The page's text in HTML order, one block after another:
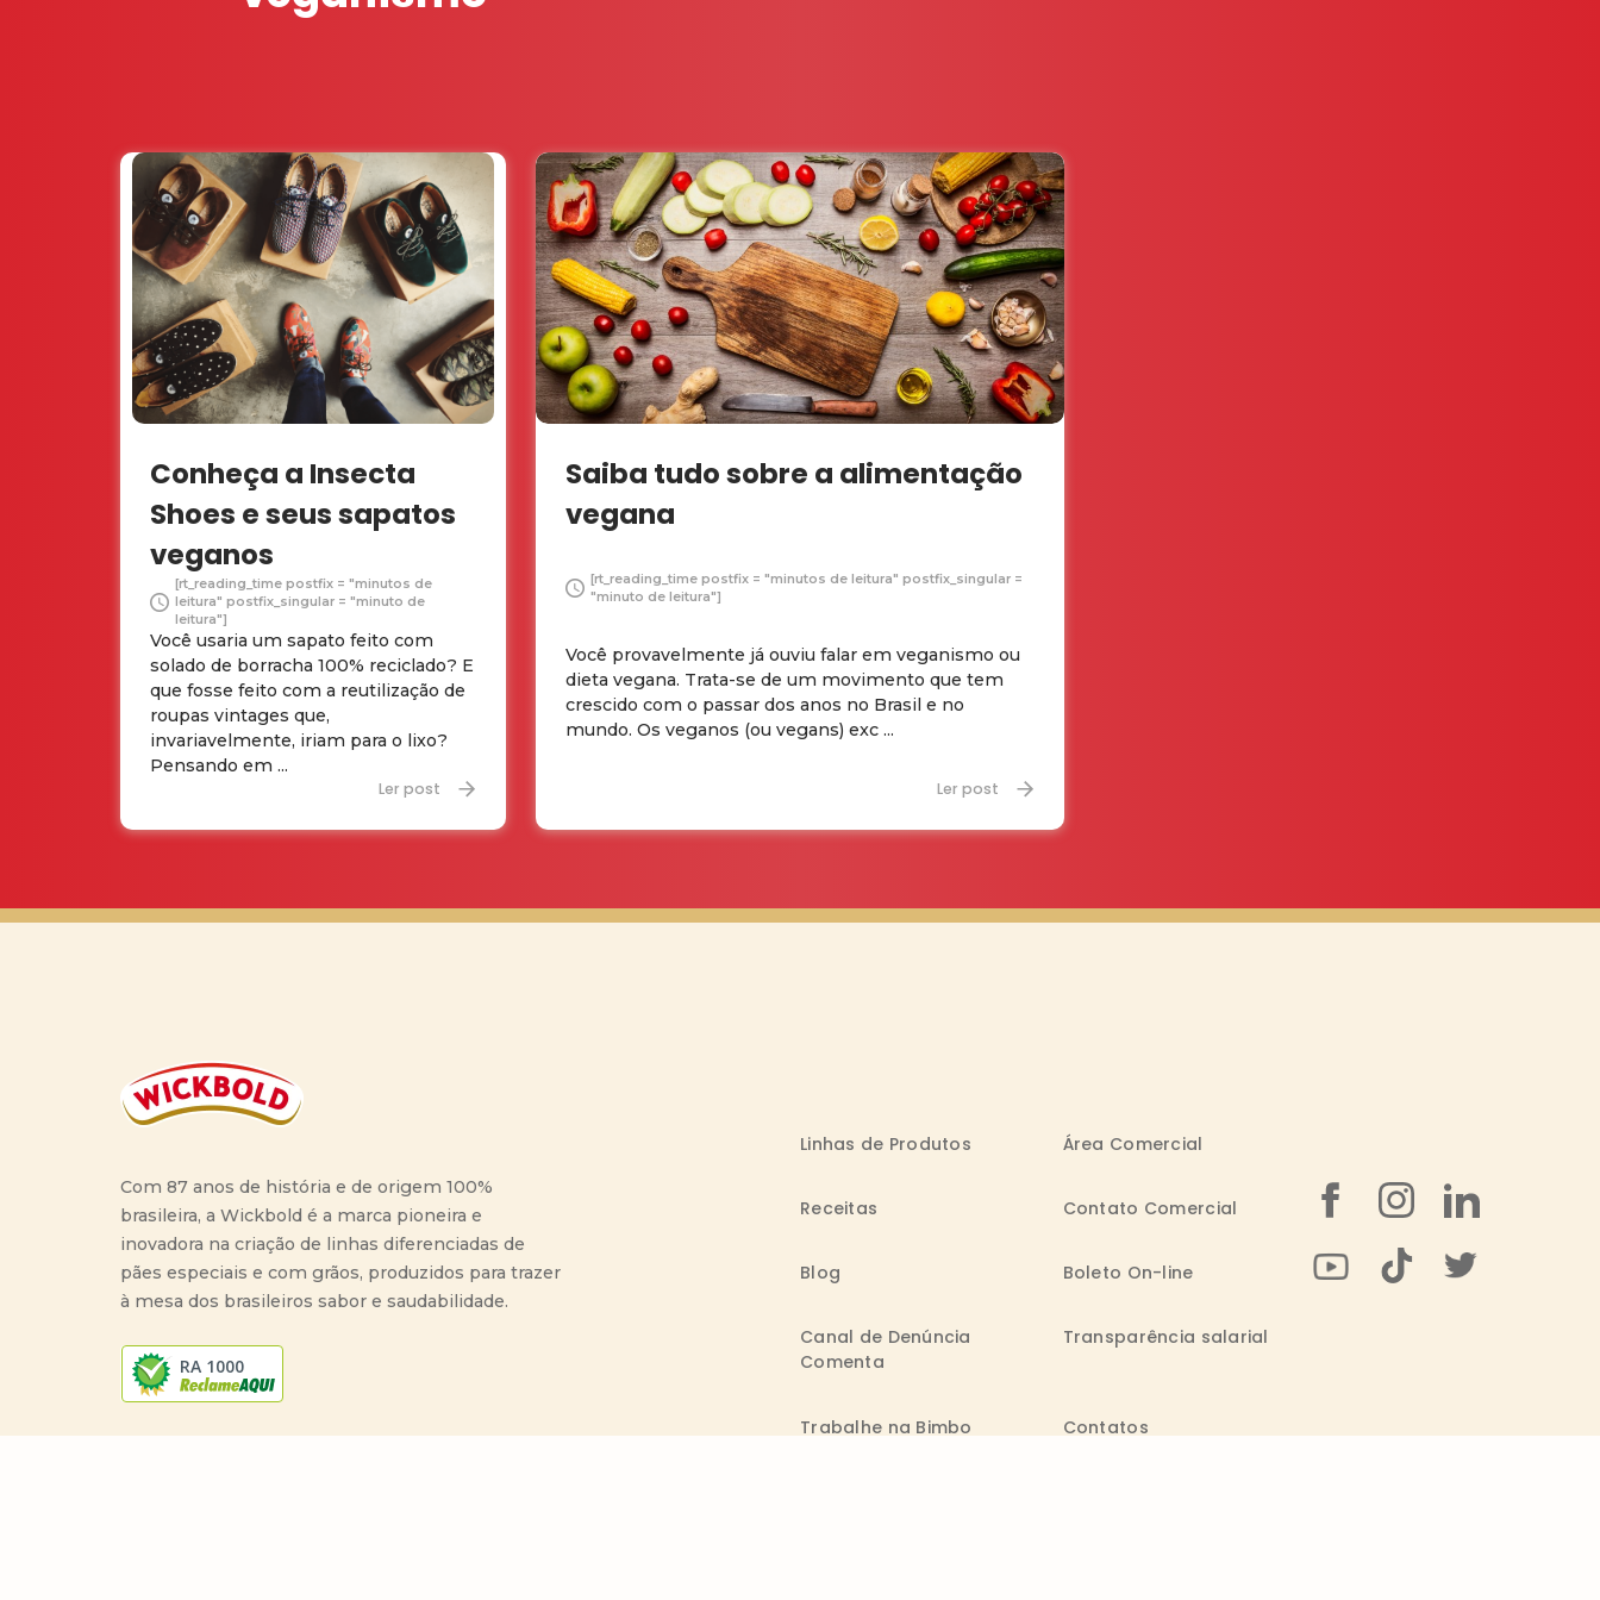
Conheça a Insecta
Shoes e seus sapatos
veganos
[rt_reading_time postfix = "minutos de
leitura" postfix_singular = "minuto de
leitura"]
Você usaria um sapato feito com
solado de borracha 100% reciclado? E
que fosse feito com a reutilização de
roupas vintages que,
invariavelmente, iriam para o lixo?
Pensando em ...
Ler post
Saiba tudo sobre a alimentação
vegana
[rt_reading_time postfix = "minutos de leitura" postfix_singular =
"minuto de leitura"]
Você provavelmente já ouviu falar em veganismo ou
dieta vegana. Trata-se de um movimento que tem
crescido com o passar dos anos no Brasil e no
mundo. Os veganos (ou vegans) exc ...
Ler post
Com 87 anos de história e de origem 100%
brasileira, a Wickbold é a marca pioneira e
inovadora na criação de linhas diferenciadas de
pães especiais e com grãos, produzidos para trazer
à mesa dos brasileiros sabor e saudabilidade.
RA 1000
Linhas de Produtos Área Comercial
Receitas Contato Comercial
Blog Boleto On-line
Canal de Denúncia
Comenta
Transparência salarial
Trabalhe na Bimbo Contatos